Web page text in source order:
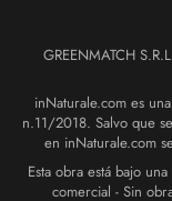
GREENMATCH
inNaturale.com es
n.11/2018. Salvo que
en inNaturale.com
Esta obra está bajo
comercial - Sin